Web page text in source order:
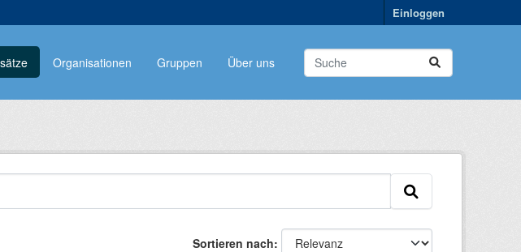
Einloggen
Organisationen Gruppen Über uns
Sortieren nach